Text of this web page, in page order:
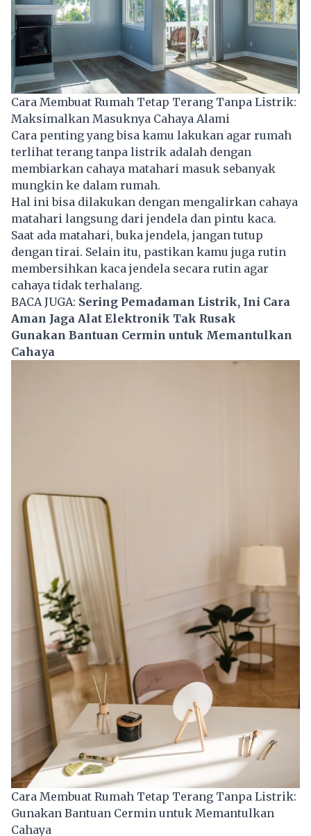
Cara Membuat Rumah Tetap Terang Tanpa Listrik:
Maksimalkan Masuknya Cahaya Alami
Cara penting yang bisa kamu lakukan agar rumah
terlihat terang tanpa listrik adalah dengan
membiarkan cahaya matahari masuk sebanyak
mungkin ke dalam rumah.
Hal ini bisa dilakukan dengan mengalirkan cahaya
matahari langsung dari jendela dan pintu kaca.
Saat ada matahari, buka jendela, jangan tutup
dengan tirai. Selain itu, pastikan kamu juga rutin
membersihkan kaca jendela secara rutin agar
cahaya tidak terhalang.
BACA JUGA: Sering Pemadaman Listrik, Ini Cara
Aman Jaga Alat Elektronik Tak Rusak
Gunakan Bantuan Cermin untuk Memantulkan
Cahaya
Cara Membuat Rumah Tetap Terang Tanpa Listrik:
Gunakan Bantuan Cermin untuk Memantulkan
Cahaya